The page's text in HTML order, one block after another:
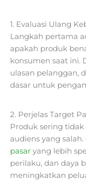
1. Evaluasi Ulang
Langkah pertama
apakah produk
konsumen saat ini.
ulasan pelanggan,
dasar untuk
2. Perjelas Target
Produk sering
audiens yang
pasar yang lebih
perilaku, dan daya
meningkatkan